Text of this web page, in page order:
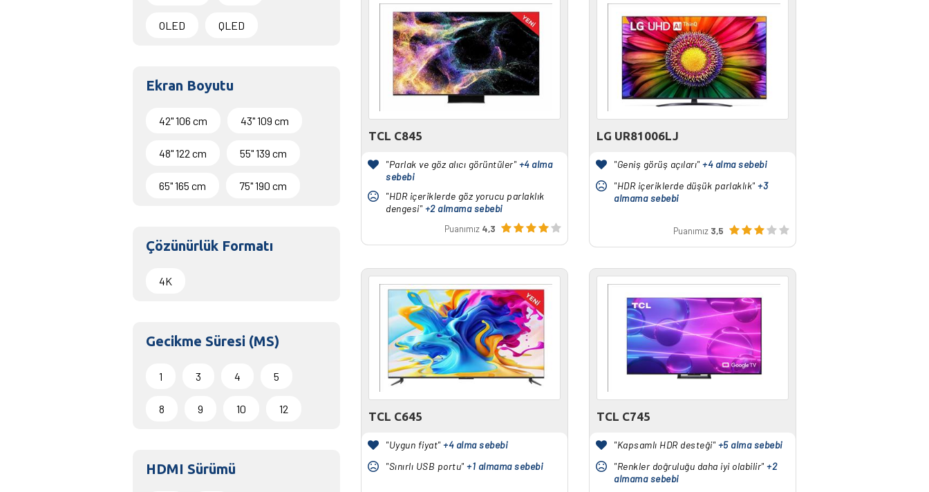
OLED QLED
Ekran Boyutu
42" 106 cm 43" 109 cm
48" 122 cm 55" 139 cm
65" 165 cm 75" 190 cm
Çözünürlük Formatı
4K
Gecikme Süresi (MS)
1 3 4 5
8 9 10 12
HDMI Sürümü
TCL C845
"Parlak ve göz alıcı görüntüler" +4 alma
sebebi
"HDR içeriklerde göz yorucu parlaklık
dengesi" +2 almama sebebi
Puanımız 4,3
LG UR81006LJ
"Geniş görüş açıları" +4 alma sebebi
"HDR içeriklerde düşük parlaklık" +3
almama sebebi
Puanımız 3,5
TCL C645
"Uygun fiyat" +4 alma sebebi
"Sınırlı USB portu" +1 almama sebebi
TCL C745
"Kapsamlı HDR desteği" +5 alma sebebi
"Renkler doğruluğu daha iyi olabilir" +2
almama sebebi